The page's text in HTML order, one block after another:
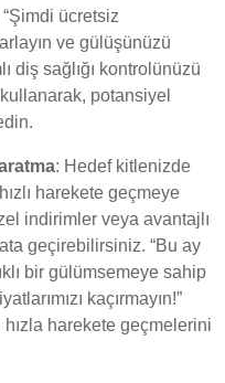
ücretsiz
ve gülüşünüzü
diş sağlığı kontrolünüzü
potansiyel
: Hedef kitlenizde
harekete geçmeye
indirimler veya avantajlı
geçirebilirsiniz. “Bu ay
bir gülümsemeye sahip
kaçırmayın!”
harekete geçmelerini